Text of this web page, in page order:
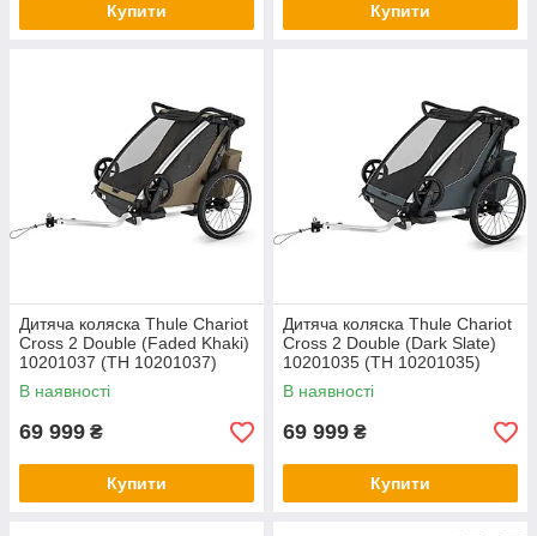
Купити Купити
Дитяча коляска Thule Chariot
Cross 2 Double (Faded Khaki)
10201037 (TH 10201037)
В наявності
69 999 ₴
Купити
Дитяча коляска Thule Chariot
Cross 2 Double (Dark Slate)
10201035 (TH 10201035)
В наявності
69 999 ₴
Купити